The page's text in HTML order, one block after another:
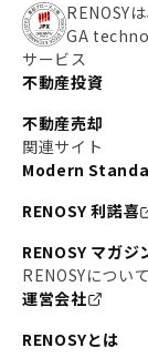
RENOSY
GA
サービス
不動産投資
不動産売却
関連サイト
Modern
RENOSY 利諾喜
RENOSY マガジ
RENOSYについて
運営会社
RENOSYとは